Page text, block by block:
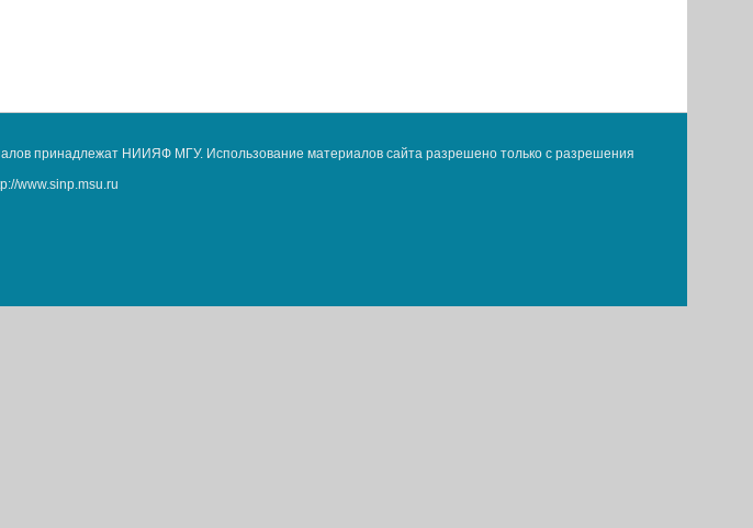
принадлежат НИИЯФ МГУ. Использование материалов сайта разрешено только с разрешения
www.sinp.msu.ru